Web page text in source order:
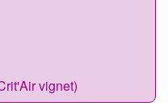
vignet)